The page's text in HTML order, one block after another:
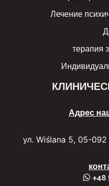
Лечение
терапия
Адрес
ул. Wiślana 5, 05-
+48